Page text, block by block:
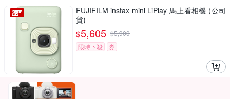
FUJIFILM instax mini LiPlay 馬上看相機 (公司
貨)
$5,605 $5,900
限時下殺
券